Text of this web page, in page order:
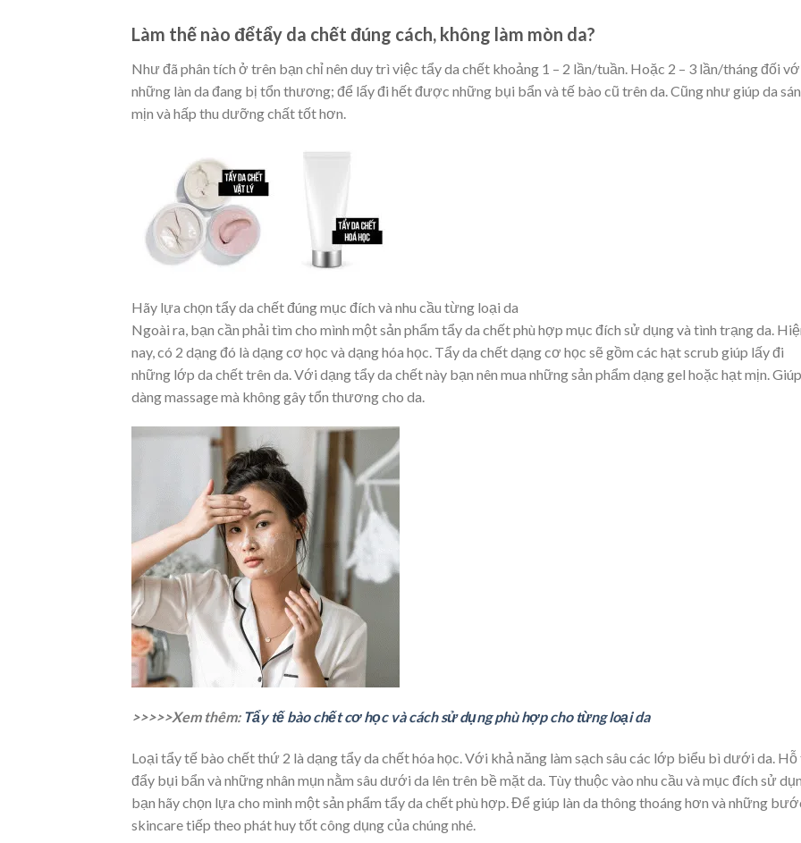
Làm thế nào đểtẩy da chết đúng cách, không làm mòn da?
Như đã phân tích ở trên bạn chỉ nên duy trì việc tẩy da chết khoảng 1 – 2 lần/tuần. Hoặc 2 – 3 lần/tháng đối
những làn da đang bị tổn thương; để lấy đi hết được những bụi bẩn và tế bào cũ trên da. Cũng như giúp da
mịn và hấp thu dưỡng chất tốt hơn.
Hãy lựa chọn tẩy da chết đúng mục đích và nhu cầu từng loại da
Ngoài ra, bạn cần phải tìm cho mình một sản phẩm tẩy da chết phù hợp mục đích sử dụng và tình trạng da.
nay, có 2 dạng đó là dạng cơ học và dạng hóa học. Tẩy da chết dạng cơ học sẽ gồm các hạt scrub giúp lấy đi
những lớp da chết trên da. Với dạng tẩy da chết này bạn nên mua những sản phẩm dạng gel hoặc hạt mịn.
dàng massage mà không gây tổn thương cho da.
>>>>>Xem thêm: Tẩy tế bào chết cơ học và cách sử dụng phù hợp cho từng loại da
Loại tẩy tế bào chết thứ 2 là dạng tẩy da chết hóa học. Với khả năng làm sạch sâu các lớp biểu bì dưới da.
đẩy bụi bẩn và những nhân mụn nằm sâu dưới da lên trên bề mặt da. Tùy thuộc vào nhu cầu và mục đích sử
bạn hãy chọn lựa cho mình một sản phẩm tẩy da chết phù hợp. Để giúp làn da thông thoáng hơn và những
skincare tiếp theo phát huy tốt công dụng của chúng nhé.